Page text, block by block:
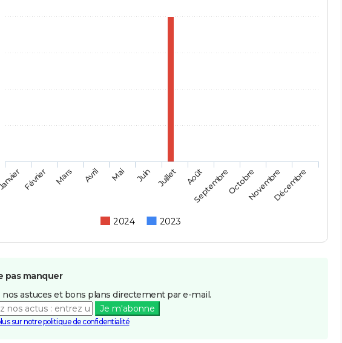
2024 2023
Février Mars Avril Mai Juin Juillet Août
SeptembreOctobreNovembreDécembre
pas manquer
nos astuces et bons plans directement par e-mail.
Je m'abonne
sur notre politique de confidentialité